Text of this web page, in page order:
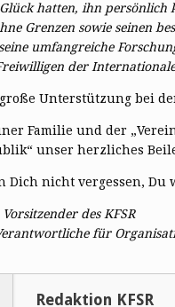
hatten, ihn persönlich
Grenzen sowie seinen
umfangreiche
der
Unterstützung bei
Familie und der
unser herzliches
Dich nicht vergessen,
des KFSR
für
Redaktion KFSR